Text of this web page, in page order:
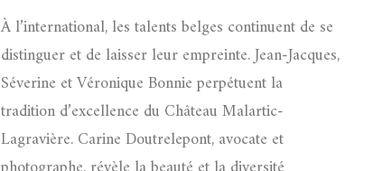
À l’international, les talents belges continuent de se
distinguer et de laisser leur empreinte. Jean-Jacques,
Séverine et Véronique Bonnie perpétuent la
tradition d’excellence du Château Malartic-
Lagravière. Carine Doutrelepont, avocate et